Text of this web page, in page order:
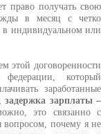
право получать свою
в месяц с четко
индивидуальном или
этой договоренности
федерации, который
заработанные
задержка зарплаты –
это связанно с
вопросом, почему я не